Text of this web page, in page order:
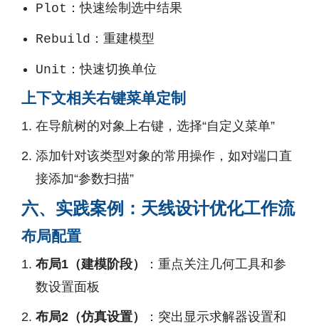
Plot ：快速绘制选中结果
Rebuild ：重建模型
Unit ：快速切换单位
上下文相关右键菜单定制
在导航树的对象上右键，选择“自定义菜单”
添加针对该类型对象的常用操作，如对端口直
接添加“参数扫描”
六、实践案例：天线设计优化工作流
布局配置
布局1（建模阶段）
：重点关注几何工具和参
数设置面板
布局2（仿真设置） ：突出显示求解器设置和